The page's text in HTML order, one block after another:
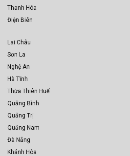
Thanh Hóa
Điện Biên
Lai Châu
Sơn La
Nghệ An
Hà Tĩnh
Thừa Thiên Huế
Quảng Bình
Quảng Trị
Quảng Nam
Đà Nẵng
Khánh Hòa